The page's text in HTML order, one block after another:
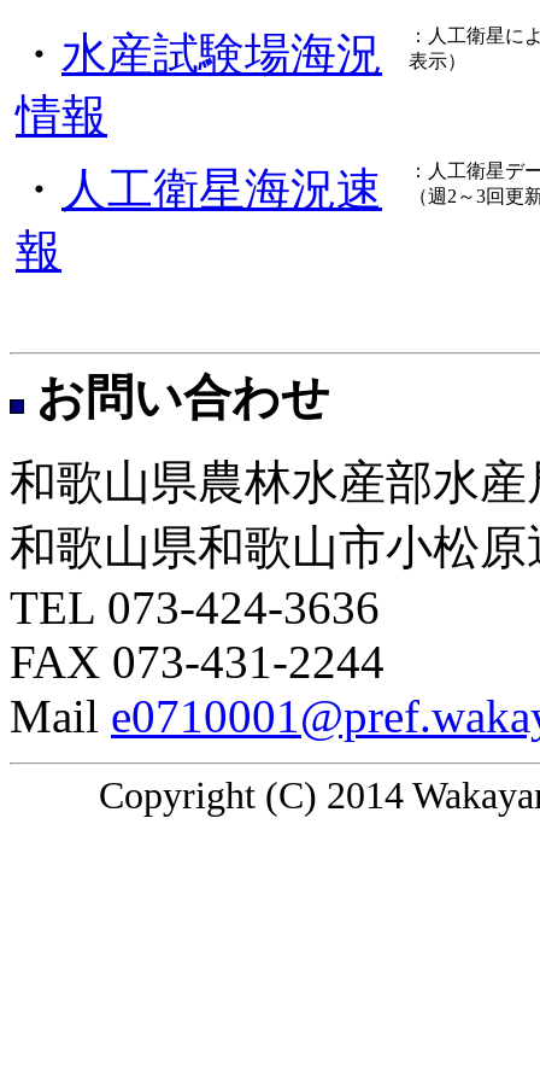
・ 水産試験場海況
情報
：人工衛星に
表示）
・ 人工衛星海況速
報
：人工衛星デ
（週2～3回更
お問い合わせ
和歌山県農林水産部水
和歌山県和歌山市小松原
TEL 073-424-3636
FAX 073-431-2244
Mail
Copyright (C) 2014